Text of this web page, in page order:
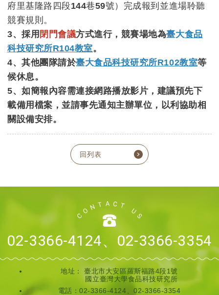
府里基隆路四段144巷59號 ）完成報到並進場聆聽
競賽規則。
3、採用 閉門會議方式進行，競賽場地為臺大食品
科技研究所R104教室。
4、其他團隊請於臺大食品科技研究所R102教室等
候休息。
5、如簡報內容需連接網路播放影片，建議預先下
載備用檔案，並請事先通知主辦單位，以利協助相
關設備安排。
回列表
02-3366-4124、02-3366-3354
地址：臺北市大安區羅斯福路4段1號
國立臺灣大學食品科技研究所
電話：02-3366-4124、02-3366-3354